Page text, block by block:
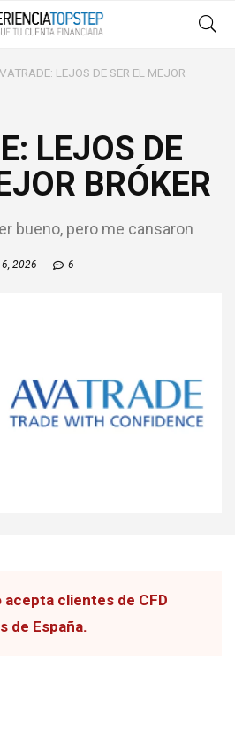
LEJOS DE SER EL MEJOR
LEJOS DE
BRÓKER
bueno, pero me cansaron
2026 6
acepta clientes de CFD
de España.